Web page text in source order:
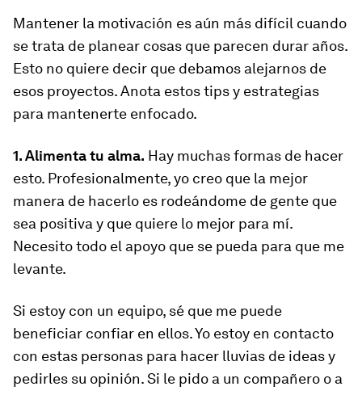
Mantener la motivación es aún más difícil cuando
se trata de planear cosas que parecen durar años.
Esto no quiere decir que debamos alejarnos de
esos proyectos. Anota estos tips y estrategias
para mantenerte enfocado.
1. Alimenta tu alma. Hay muchas formas de hacer
esto. Profesionalmente, yo creo que la mejor
manera de hacerlo es rodeándome de gente que
sea positiva y que quiere lo mejor para mí.
Necesito todo el apoyo que se pueda para que me
levante.
Si estoy con un equipo, sé que me puede
beneficiar confiar en ellos. Yo estoy en contacto
con estas personas para hacer lluvias de ideas y
pedirles su opinión. Si le pido a un compañero o a